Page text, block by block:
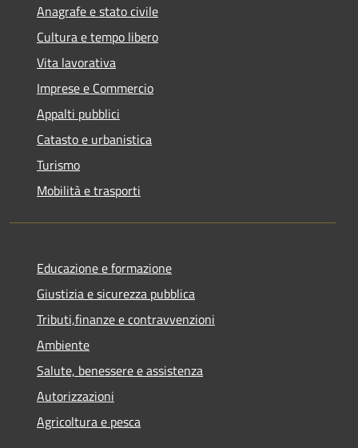
Anagrafe e stato civile
Cultura e tempo libero
Vita lavorativa
Imprese e Commercio
Appalti pubblici
Catasto e urbanistica
Turismo
Mobilità e trasporti
Educazione e formazione
Giustizia e sicurezza pubblica
Tributi,finanze e contravvenzioni
Ambiente
Salute, benessere e assistenza
Autorizzazioni
Agricoltura e pesca